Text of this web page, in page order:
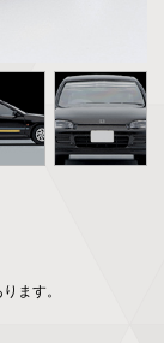
ます。